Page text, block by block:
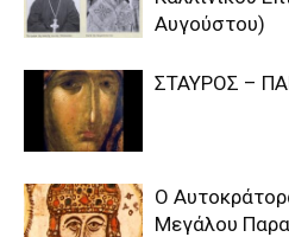
Αυγούστου)
ΣΤΑΥΡΟΣ –
Ο
Μεγάλου